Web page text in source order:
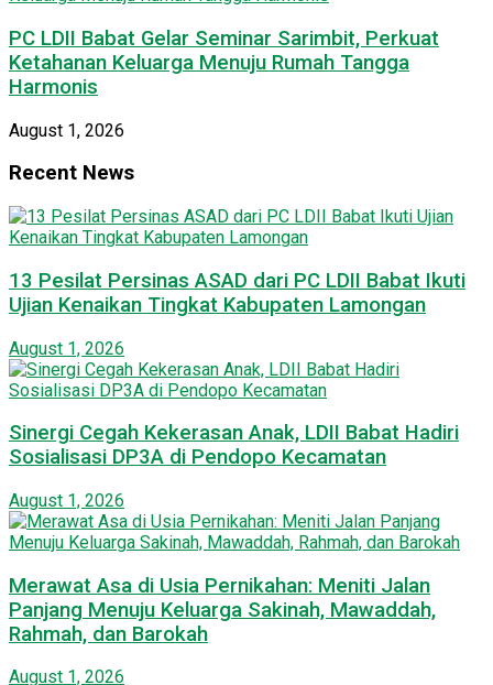
PC LDII Babat Gelar Seminar Sarimbit, Perkuat
Ketahanan Keluarga Menuju Rumah Tangga
Harmonis
August 1, 2026
Recent News
13 Pesilat Persinas ASAD dari PC LDII Babat Ikuti
Ujian Kenaikan Tingkat Kabupaten Lamongan
August 1, 2026
Sinergi Cegah Kekerasan Anak, LDII Babat Hadiri
Sosialisasi DP3A di Pendopo Kecamatan
August 1, 2026
Merawat Asa di Usia Pernikahan: Meniti Jalan
Panjang Menuju Keluarga Sakinah, Mawaddah,
Rahmah, dan Barokah
August 1, 2026